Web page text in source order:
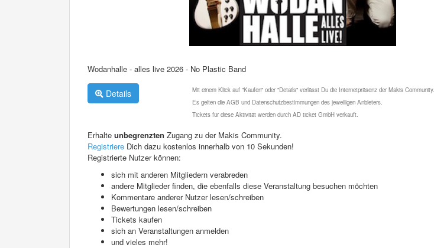
Wodanhalle - alles live 2026 - No Plastic Band
Details
Mit einem Klick auf "Kaufen" oder "Details" verlässt Du die Internetpräsenz der Makis Community.
Es gelten die AGB und Datenschutzbestimmungen des jeweiligen Anbieters.
Tickets für diese Aktivität werden durch AD ticket GmbH verkauft.
Erhalte unbegrenzten Zugang zu der Makis Community.
Registriere Dich dazu kostenlos innerhalb von 10 Sekunden!
Registrierte Nutzer können:
sich mit anderen Mitgliedern verabreden
andere Mitglieder finden, die ebenfalls diese Veranstaltung besuchen möchten
Kommentare anderer Nutzer lesen/schreiben
Bewertungen lesen/schreiben
Tickets kaufen
sich an Veranstaltungen anmelden
und vieles mehr!